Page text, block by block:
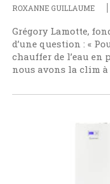
ROXANNE GUILLAUME
Grégory Lamotte,
d’une question : «
chauffer de l’eau
nous avons la clim à